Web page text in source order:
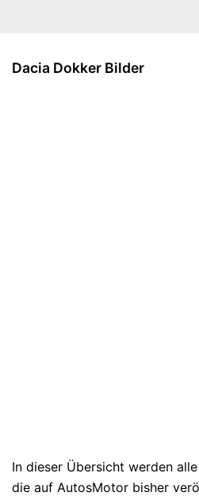
Inhalt
Dacia Dokker Bilder
In dieser Übersicht werden
die auf AutosMotor bisher